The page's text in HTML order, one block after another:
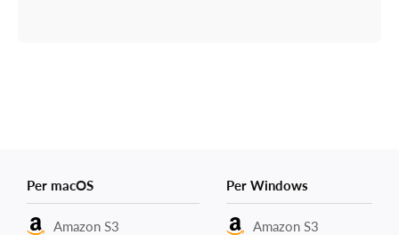
Per macOS
Amazon S3
Per Windows
Amazon S3